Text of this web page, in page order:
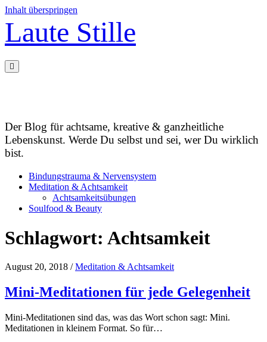
Inhalt überspringen
Laute Stille
Der Blog für achtsame, kreative & ganzheitliche
Lebenskunst. Werde Du selbst und sei, wer Du wirklich
bist.
Bindungstrauma & Nervensystem
Meditation & Achtsamkeit
Achtsamkeitsübungen
Soulfood & Beauty
Schlagwort: Achtsamkeit
August 20, 2018 /Meditation & Achtsamkeit
Mini-Meditationen für jede Gelegenheit
Mini-Meditationen sind das, was das Wort schon sagt: Mini.
Meditationen in kleinem Format. So für…